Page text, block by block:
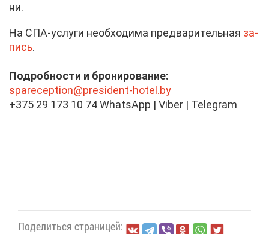
ни.
На СПА-услу­ги необ­хо­ди­ма пред­ва­ри­тель­ная за­
пись.
По­дроб­но­сти и бро­ни­ро­ва­ние:
spareception@​pre​side​nt-​hotel.​by
+375 29 173 10 74 WhatsApp | Viber | Telegram
По­де­лить­ся стра­ни­цей: